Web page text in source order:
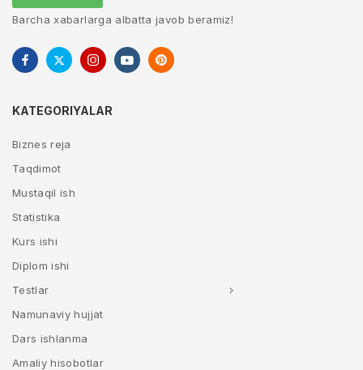
Barcha xabarlarga albatta javob beramiz!
KATEGORIYALAR
Biznes reja
Taqdimot
Mustaqil ish
Statistika
Kurs ishi
Diplom ishi
Testlar
Namunaviy hujjat
Dars ishlanma
Amaliy hisobotlar